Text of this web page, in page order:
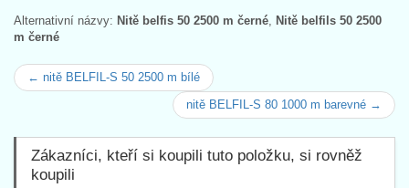
Alternativní názvy: Nitě belfis 50 2500 m černé Nitě belfils 50 2500
m černé
← nitě BELFIL-S 50 2500 m bílé
nitě BELFIL-S 80 1000 m barevné →
Zákazníci, kteří si koupili tuto položku, si rovněž
koupili